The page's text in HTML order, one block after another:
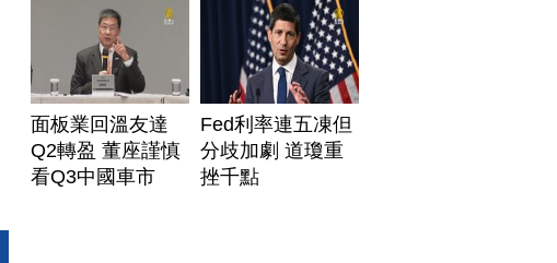
面板業回溫友達
Q2轉盈 董座謹慎
看Q3中國車市
Fed利率連五凍但
分歧加劇 道瓊重
挫千點